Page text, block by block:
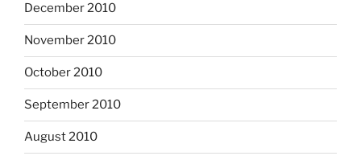
December 2010
November 2010
October 2010
September 2010
August 2010